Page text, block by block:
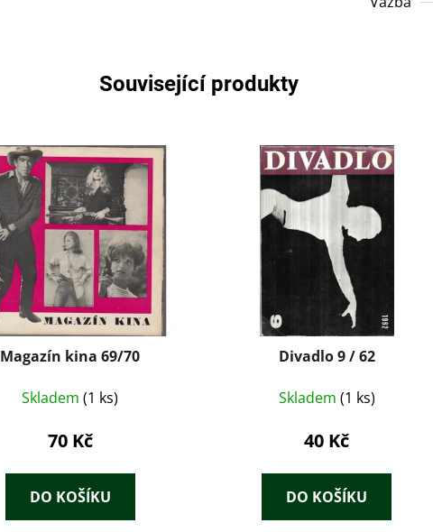
Související produkty
Magazín kina 69/70
Skladem(1 ks)
70 Kč
DO KOŠÍKU
Divadlo 9 / 62
Skladem (1 ks)
40 Kč
DO KOŠÍKU